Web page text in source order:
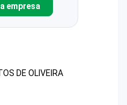
empresa
DE OLIVEIRA